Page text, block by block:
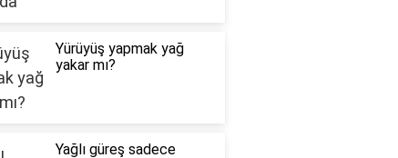
Yürüyüş yapmak yağ
yakar mı?
Yağlı güreş sadece